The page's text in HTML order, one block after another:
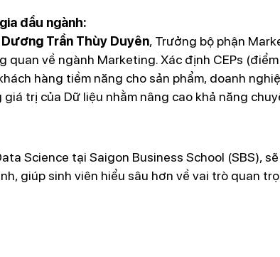
đầu ngành:
Trần Thùy Duyên, Trưởng bộ phận
quan về ngành Marketing. Xác định CEPs
hàng tiềm năng cho sản phẩm, doanh
trị của Dữ liệu nhằm nâng cao khả năng
Science tại Saigon Business School (SBS),
giúp sinh viên hiểu sâu hơn về vai trò quan